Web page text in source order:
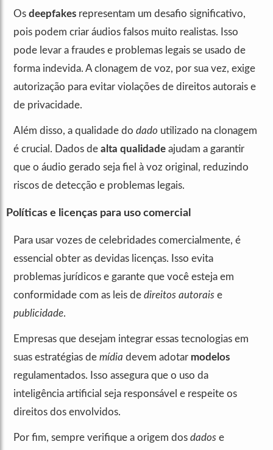
Os deepfakes representam um desafio significativo,
pois podem criar áudios falsos muito realistas. Isso
pode levar a fraudes e problemas legais se usado de
forma indevida. A clonagem de voz, por sua vez, exige
autorização para evitar violações de direitos autorais e
de privacidade.
Além disso, a qualidade do dado utilizado na clonagem
é crucial. Dados de alta qualidade ajudam a garantir
que o áudio gerado seja fiel à voz original, reduzindo
riscos de detecção e problemas legais.
Políticas e licenças para uso comercial
Para usar vozes de celebridades comercialmente, é
essencial obter as devidas licenças. Isso evita
problemas jurídicos e garante que você esteja em
conformidade com as leis de direitos autorais e
publicidade.
Empresas que desejam integrar essas tecnologias em
suas estratégias de mídia devem adotar modelos
regulamentados. Isso assegura que o uso da
inteligência artificial seja responsável e respeite os
direitos dos envolvidos.
Por fim, sempre verifique a origem dos dados e